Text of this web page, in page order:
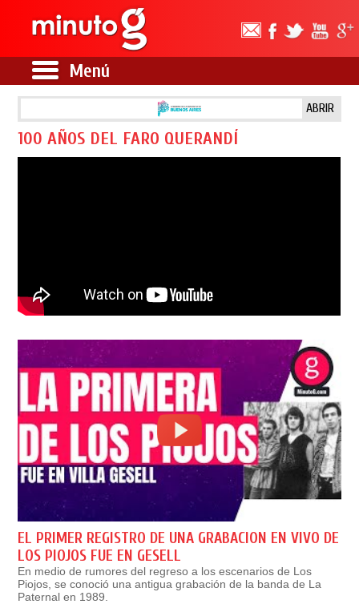
Menú
ABRIR
100 AÑOS DEL FARO QUERANDÍ
EL PRIMER REGISTRO DE UNA GRABACION EN VIVO DE
LOS PIOJOS FUE EN GESELL
En medio de rumores del regreso a los escenarios de Los
Piojos, se conoció una antigua grabación de la banda de La
Paternal en 1989.